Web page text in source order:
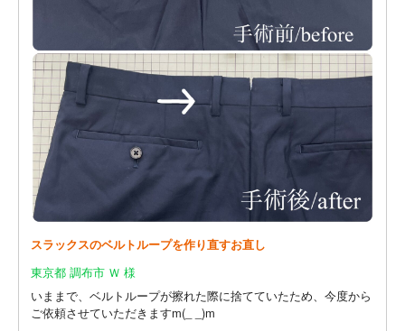
スラックスのベルトループを作り直すお直し
東京都 調布市 Ｗ 様
いままで、ベルトループが擦れた際に捨てていたため、今度から
ご依頼させていただきますm(_ _)m